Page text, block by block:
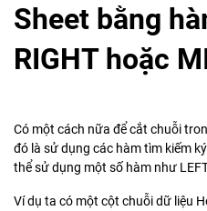
Sheet bằng
RIGHT hoặc
Có một cách nữa để cắt chuỗi
đó là sử dụng các hàm tìm kiếm
thể sử dụng một số hàm như
Ví dụ ta có một cột chuỗi dữ liệu